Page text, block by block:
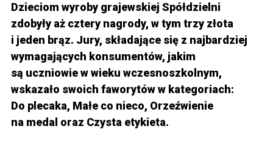
Dzieciom wyroby grajewskiej Spółdzielni
zdobyły aż cztery nagrody, w tym trzy złota
i jeden brąz. Jury, składające się z najbardziej
wymagających konsumentów, jakim
są uczniowie w wieku wczesnoszkolnym,
wskazało swoich faworytów w kategoriach:
Do plecaka, Małe co nieco, Orzeźwienie
na medal oraz Czysta etykieta.